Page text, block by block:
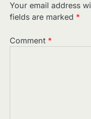
Your email address
fields are marked *
Comment *